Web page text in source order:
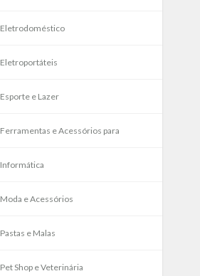
Eletrodoméstico
Eletroportáteis
Esporte e Lazer
Ferramentas e Acessórios para
Informática
Moda e Acessórios
Pastas e Malas
Pet Shop e Veterinária